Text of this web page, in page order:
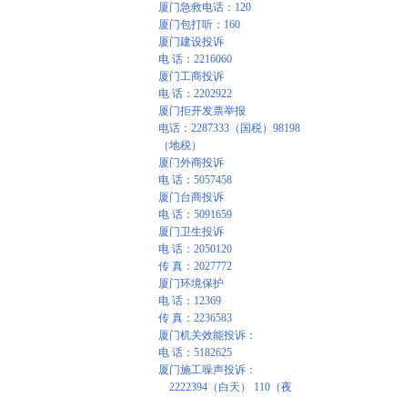
厦门急救电话：120
厦门包打听：160
厦门建设投诉
电 话：2216060
厦门工商投诉
电 话：2202922
厦门拒开发票举报
电话：2287333（国税）98198
（地税）
厦门外商投诉
电 话：5057458
厦门台商投诉
电 话：5091659
厦门卫生投诉
电 话：2050120
传 真：2027772
厦门环境保护
电 话：12369
传 真：2236583
厦门机关效能投诉：
电 话：5182625
厦门施工噪声投诉：
2222394（白天） 110（夜